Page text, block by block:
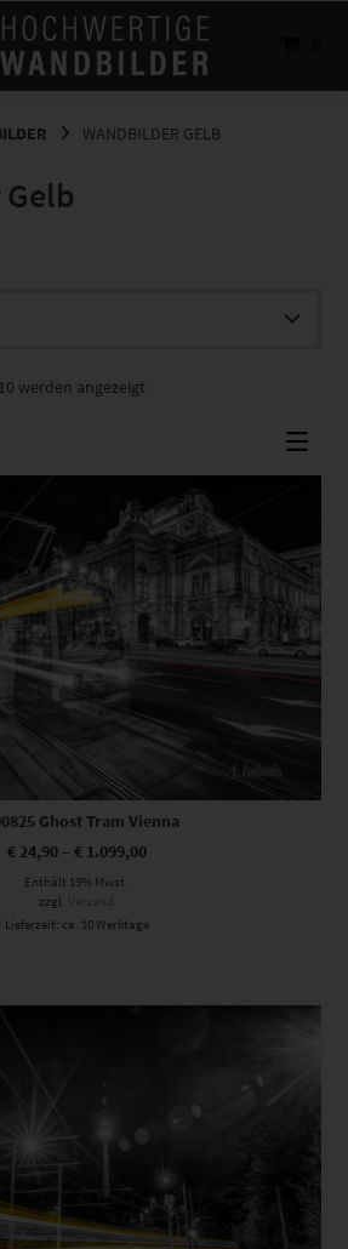
WANDBILDER GELB
werden angezeigt
Dieses Produkt weist mehrere Varianten auf. Die Optionen können auf der Produktseite gewählt werden
Ghost Tram Vienna
€24,90– €1.099,00
Enthält 19% Mwst.
zzgl. Versand
Lieferzeit: ca. 10 Werktage
Dieses Produkt weist mehrere Varianten auf. Die Optionen können auf der Produktseite gewählt werden